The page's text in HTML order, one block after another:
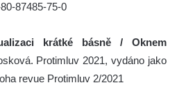
87485-75-0
krátké básně / Oknem
Protimluv 2021, vydáno jako
revue Protimluv 2/2021